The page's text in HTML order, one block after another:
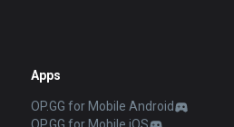
Apps
OP.GG for Mobile Android